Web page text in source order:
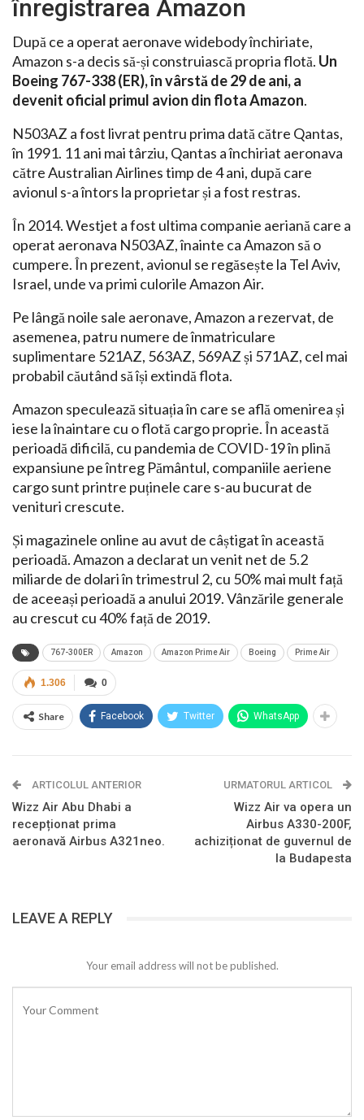
înregistrarea Amazon
După ce a operat aeronave widebody închiriate,
Amazon s-a decis să-și construiască propria flotă. Un
Boeing 767-338 (ER), în vârstă de 29 de ani, a
devenit oficial primul avion din flota Amazon.
N503AZ a fost livrat pentru prima dată către Qantas,
în 1991. 11 ani mai târziu, Qantas a închiriat aeronava
către Australian Airlines timp de 4 ani, după care
avionul s-a întors la proprietar și a fost restras.
În 2014. Westjet a fost ultima companie aeriană care a
operat aeronava N503AZ, înainte ca Amazon să o
cumpere. În prezent, avionul se regăsește la Tel Aviv,
Israel, unde va primi culorile Amazon Air.
Pe lângă noile sale aeronave, Amazon a rezervat, de
asemenea, patru numere de înmatriculare
suplimentare 521AZ, 563AZ, 569AZ și 571AZ, cel mai
probabil căutând să își extindă flota.
Amazon speculează situația în care se află omenirea și
iese la înaintare cu o flotă cargo proprie. În această
perioadă dificilă, cu pandemia de COVID-19 în plină
expansiune pe întreg Pământul, companiile aeriene
cargo sunt printre puținele care s-au bucurat de
venituri crescute.
Și magazinele online au avut de câștigat în această
perioadă. Amazon a declarat un venit net de 5.2
miliarde de dolari în trimestrul 2, cu 50% mai mult față
de aceeași perioadă a anului 2019. Vânzările generale
au crescut cu 40% față de 2019.
767-300ER Amazon Amazon Prime Air Boeing Prime Air
0
1.306
Share Facebook Twitter WhatsApp
ARTICOLUL ANTERIOR
Wizz Air Abu Dhabi a
recepționat prima
aeronavă Airbus A321neo.
URMATORUL ARTICOL
Wizz Air va opera un
Airbus A330-200F,
achiziționat de guvernul de
la Budapesta
LEAVE A REPLY
Your email address will not be published.